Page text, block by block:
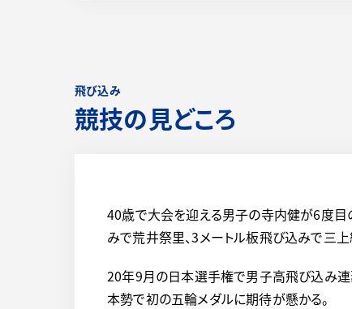
飛び込み
競技の見どころ
40歳で大会を迎える男子の寺内健が6度目
みで荒井祭里、3メートル板飛び込みで三
20年9月の日本選手権で男子高飛び込み連
本勢で初の五輪メダルに期待が懸かる。